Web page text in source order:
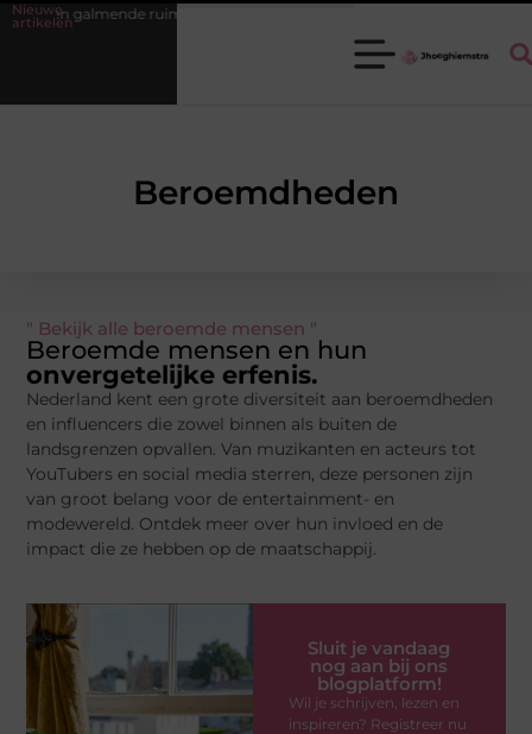
Nieuwe
artikelen
een galmende ruimte weer een fijne plek
Beroemdheden
" Bekijk alle beroemde mensen "
Beroemde mensen en hun
onvergetelijke erfenis.
Nederland kent een grote diversiteit aan beroemdheden
en influencers die zowel binnen als buiten de
landsgrenzen opvallen. Van muzikanten en acteurs tot
YouTubers en social media sterren, deze personen zijn
van groot belang voor de entertainment- en
modewereld. Ontdek meer over hun invloed en de
impact die ze hebben op de maatschappij.
Sluit je vandaag
nog aan bij ons
blogplatform!
Wil je schrijven, lezen en
inspireren? Registreer nu